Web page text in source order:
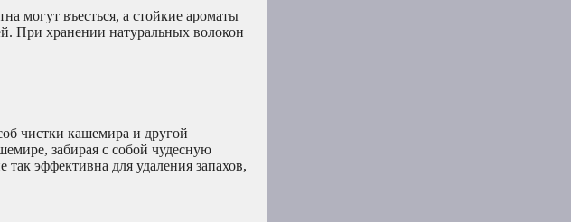
могут въесться, а стойкие ароматы
При хранении натуральных волокон
чистки кашемира и другой
забирая с собой чудесную
эффективна для удаления запахов,